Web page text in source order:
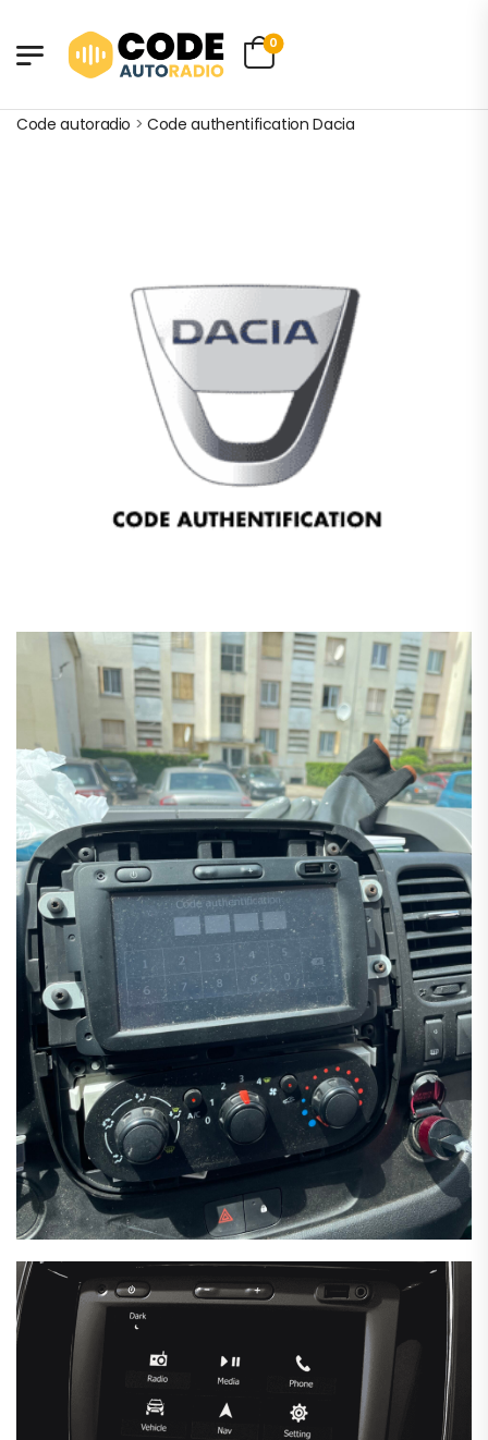
0
Code autoradio >Code authentification Dacia